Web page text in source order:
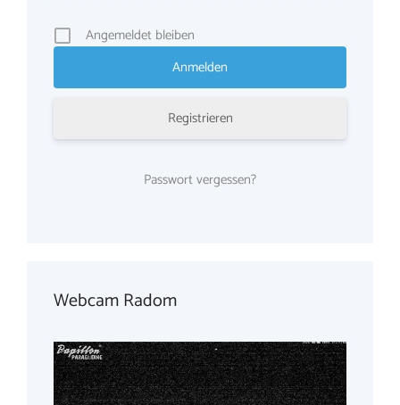
Angemeldet bleiben
Registrieren
Passwort vergessen?
Webcam Radom